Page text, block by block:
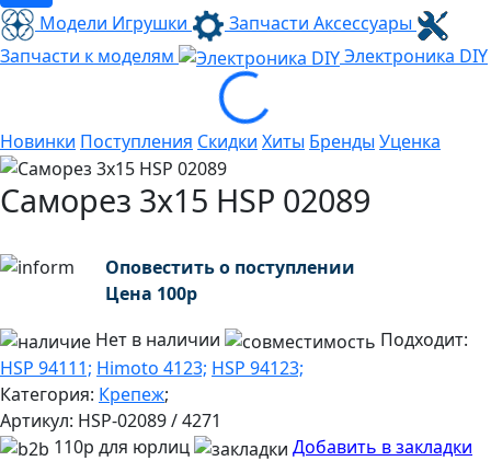
Модели Игрушки
Запчасти Аксессуары
Запчасти к моделям
Электроника DIY
Loading...
Новинки Поступления Скидки Хиты Бренды Уценка
Саморез 3х15 HSP 02089
Оповестить о поступлении
Цена 100р
Нет в наличии
Подходит:
HSP 94111; Himoto 4123; HSP 94123;
Категория: Крепеж;
Артикул: HSP-02089 / 4271
110р для юрлиц
Добавить в закладки